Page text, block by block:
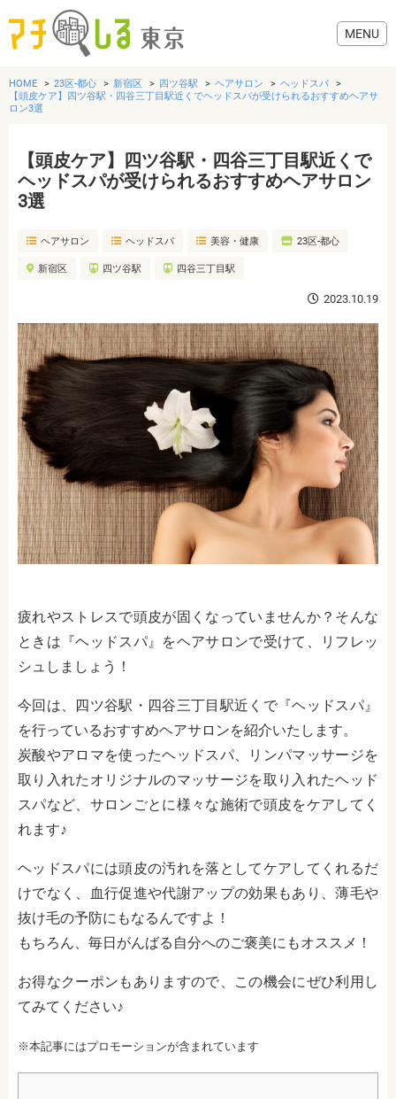
グルメ
美容・健康
歯医者・病院
生活
HOME 23区-都心 新宿区 四ツ谷駅 ヘアサロン
ヘッドスパ
【頭皮ケア】四ツ谷駅・四谷三丁目駅近くでヘッドスパが受けられるおすすめヘアサ
ロン3選
【頭皮ケア】四ツ谷駅・四谷三丁目駅近くで
ヘッドスパが受けられるおすすめヘアサロン
3選
ヘアサロン ヘッドスパ 美容・健康 23区-都心
新宿区 四ツ谷駅 四谷三丁目駅
2023.10.19
疲れやストレスで頭皮が固くなっていませんか？そんな
ときは『ヘッドスパ』をヘアサロンで受けて、リフレッ
シュしましょう！
今回は、四ツ谷駅・四谷三丁目駅近くで『ヘッドスパ』
を行っているおすすめヘアサロンを紹介いたします。
炭酸やアロマを使ったヘッドスパ、リンパマッサージを
取り入れたオリジナルのマッサージを取り入れたヘッド
スパなど、サロンごとに様々な施術で頭皮をケアしてく
れます♪
ヘッドスパには頭皮の汚れを落としてケアしてくれるだ
けでなく、血行促進や代謝アップの効果もあり、薄毛や
抜け毛の予防にもなるんですよ！
もちろん、毎日がんばる自分へのご褒美にもオススメ！
お得なクーポンもありますので、この機会にぜひ利用し
てみてください♪
※本記事にはプロモーションが含まれています